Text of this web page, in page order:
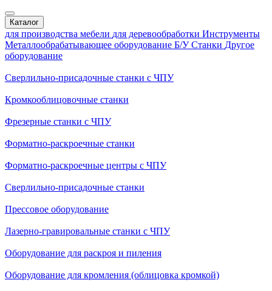
Каталог
для производства мебели для деревообработки Инструменты
Металлообрабатывающее оборудование Б/У Станки Другое
оборудование
Сверлильно-присадочные станки с ЧПУ
Кромкооблицовочные cтанки
Фрезерные станки с ЧПУ
Форматно-раскроечные станки
Форматно-раскроечные центры с ЧПУ
Сверлильно-присадочные станки
Прессовое оборудование
Лазерно-гравировальные станки с ЧПУ
Оборудование для раскроя и пиления
Оборудование для кромления (облицовка кромкой)